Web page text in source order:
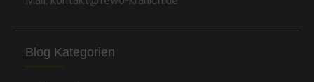
Blog Kategorien